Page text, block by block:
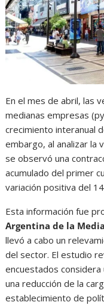
En el mes de abril, las
medianas empresas
crecimiento interanual
embargo, al analizar la
se observó una
acumulado del primer
variación positiva del
Esta información fue
Argentina de la
llevó a cabo un
del sector. El estudio
encuestados
una reducción de la
establecimiento de